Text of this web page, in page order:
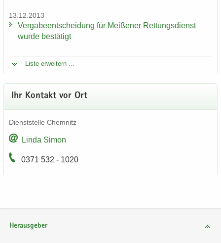
13.12.2013
Ver­ga­be­ent­schei­dung für Mei­ße­ner Ret­tungs­dienst
wurde be­stä­tigt
Liste er­wei­tern ...
Ihr Kon­takt vor Ort
Dienst­stel­le Chem­nitz
Linda Simon
0371 532 - 1020
Herausgeber